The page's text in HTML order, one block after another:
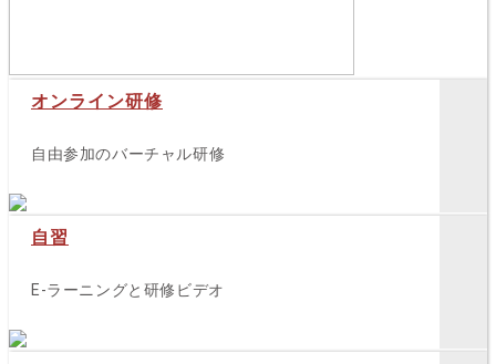
オンライン研修
自由参加のバーチャル研修
自習
E-ラーニングと研修ビデオ